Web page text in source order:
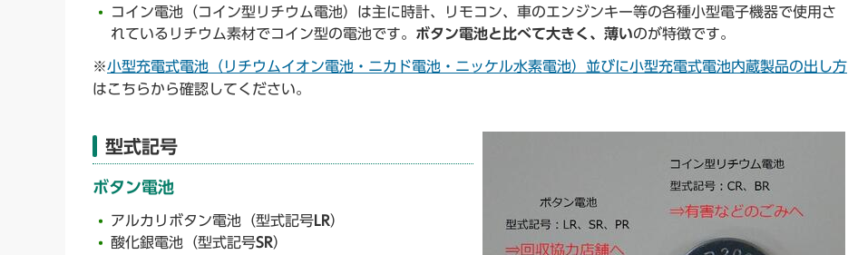
コイン電池（コイン型リチウム電池）は主に時計、リモコン、車のエンジンキー等の各種小型電子機器で使用さ
れているリチウム素材でコイン型の電池です。 ボタン電池と比べて大きく、薄いのが特徴です。
※小型充電式電池（リチウムイオン電池・ニカド電池・ニッケル水素電池）並びに小型充電式電池内蔵製品の出し方
はこちらから確認してください。
型式記号
ボタン電池
アルカリボタン電池（型式記号 LR）
酸化銀電池（型式記号SR）